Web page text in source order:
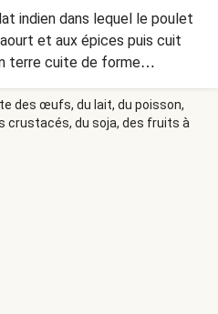
indien dans lequel le poulet
et aux épices puis cuit
terre cuite de forme
la chaleur est généralement
bois et la viande est ainsi en
ce qui lui donne son
des œufs, du lait, du poisson,
crustacés, du soja, des fruits à